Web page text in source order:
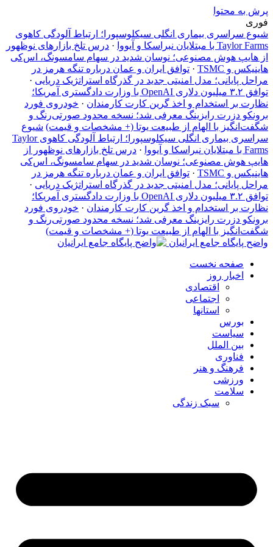
پرش به محتوا
فوری
شیوع سراسری بیماری انگلی سیکلوسپورا؛ ارتباط آلودگی کاهوی
Taylor Farms با مبتلایان نبراسکا و آیووا
· درس تلخ بازارهای نوظهور
از هایپ هوش مصنوعی؛ نوسان شدید در سهام سامسونگ، اس‌کی
هاینیکس و TSMC
· توافق ایران و عمان درباره تنگه هرمز در
مراحل پایانی؛ مدل امنیتی جدید در گذرگاه استراتژیک دریایی ·
توافق ۳.۲ میلیون دلاری OpenAI با وزارت دادگستری آمریکا؛
نظارت بر استخدام و اخذ گرین کارت کارمندان · خودروی فورد
برونکو دزرت رایزینگ معرفی شد؛ نسخه محدود صورتی‌رنگ و
شگفت‌انگیز با الهام از طبیعت یوتا (+ مشخصات و قیمت) شیوع
سراسری بیماری انگلی سیکلوسپورا؛ ارتباط آلودگی کاهوی Taylor
Farms با مبتلایان نبراسکا و آیووا
· درس تلخ بازارهای نوظهور از
هایپ هوش مصنوعی؛ نوسان شدید در سهام سامسونگ، اس‌کی
هاینیکس و TSMC
· توافق ایران و عمان درباره تنگه هرمز در
مراحل پایانی؛ مدل امنیتی جدید در گذرگاه استراتژیک دریایی ·
توافق ۳.۲ میلیون دلاری OpenAI با وزارت دادگستری آمریکا؛
نظارت بر استخدام و اخذ گرین کارت کارمندان · خودروی فورد
برونکو دزرت رایزینگ معرفی شد؛ نسخه محدود صورتی‌رنگ و
شگفت‌انگیز با الهام از طبیعت یوتا (+ مشخصات و قیمت)
واضح پایگاه جامع ایرانیان
صفحه نخست
اخبار روز
اقتصادی
اجتماعی
استانها
بورس
سیاست
بین الملل
فناوری
فرهنگ و هنر
ورزشی
سلامت
سبک زندگی